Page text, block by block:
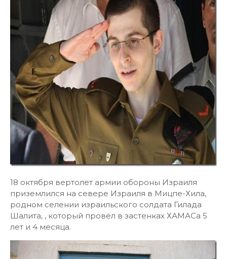
18 октября вертолет армии обороны Израиля
приземлился на севере Израиля в Мицпе-Хила,
родном селении израильского солдата Гилада
Шалита, , который провёл в застенках ХАМАСа 5
лет и 4 месяца.